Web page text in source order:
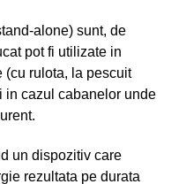
alone) sunt, de
pot fi utilizate in
(cu rulota, la pescuit
in cazul cabanelor unde
un dispozitiv care
rezultata pe durata